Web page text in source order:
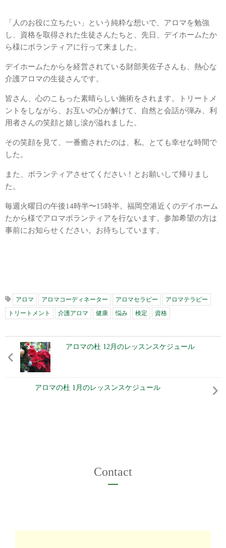
「人のお役に立ちたい」という純粋な想いで、アロマを勉強
し、資格を取得された生徒さんたちと、先日、デイホームたか
ら様にボランティアに行って来ました。
デイホームたからを経営されている財部美佐子さんも、熱心な
介護アロマの生徒さんです。
皆さん、心のこもった素晴らしい施術をされます。トリートメ
ントをしながら、お互いの心が解けて、自然と会話が弾み、利
用者さんの笑顔と嬉し涙が溢れました。
その笑顔を見て、一番癒されたのは、私。とても幸せな時間で
した。
また、ボランティアさせてください！とお願いして帰りまし
た。
毎週火曜日の午後14時半〜15時半。福岡空港近くのデイホーム
たから様でアロマボランティアを行ないます。参加希望の方は
事前にお知らせください。お待ちしています。
アロマ アロマコーディネーター アロマセラピー
アロマテラピー
トリートメント
介護アロマ 健康 悩み 検定 資格
アロマの杜 12月のレッスンスケジュール
アロマの杜 1月のレッスンスケジュール
Contact